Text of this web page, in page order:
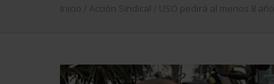
Inicio Acción Sindical USO pedirá al menos 8